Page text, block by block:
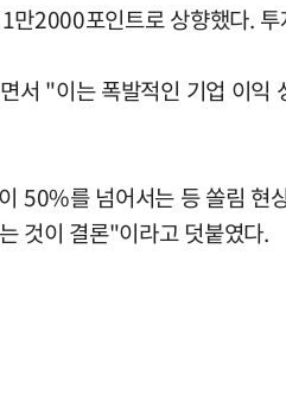
2000포인트로 상향했다.
"이는 폭발적인 기업 이
50%를 넘어서는 등 쏠림 현
것이 결론"이라고 덧붙였다.